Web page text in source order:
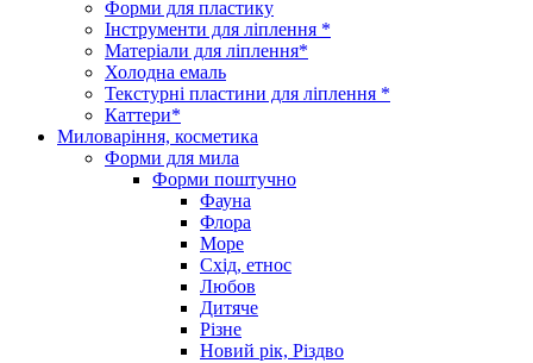
Форми для пластику
Інструменти для ліплення *
Матеріали для ліплення*
Холодна емаль
Текстурні пластини для ліплення *
Каттери*
Миловаріння, косметика
Форми для мила
Форми поштучно
Фауна
Флора
Море
Схід, етнос
Любов
Дитяче
Різне
Новий рік, Різдво